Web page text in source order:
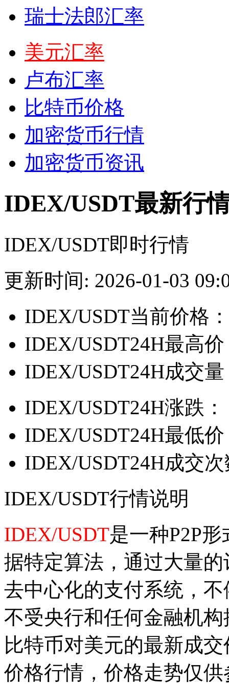
瑞士法郎汇率
美元汇率
卢布汇率
比特币价格
加密货币行情
加密货币资讯
IDEX/USDT最新行
IDEX/USDT即时行情
更新时间: 2026-01-03
IDEX/USDT当前价格：
IDEX/USDT24H最高
IDEX/USDT24H成交
IDEX/USDT24H涨跌：
IDEX/USDT24H最低
IDEX/USDT24H成交
IDEX/USDT行情说明
IDEX/USDT是一种P2P
据特定算法，通过大量
去中心化的支付系统，
不受央行和任何金融机
比特币对美元的最新成
价格行情，价格走势仅